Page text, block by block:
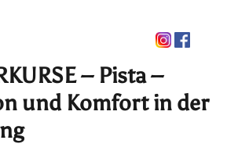
– Pista –
und Komfort in der